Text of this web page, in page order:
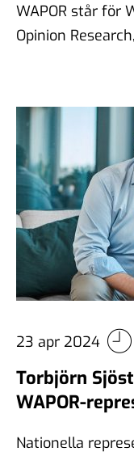
WAPOR står för
Opinion
23 apr 2024
Torbjörn
WAPOR-
Nationella